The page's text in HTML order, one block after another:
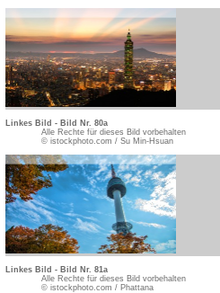
Linkes Bild - Bild Nr. 80a
Alle Rechte für dieses Bild vorbehalten
© istockphoto.com / Su Min-Hsuan
Linkes Bild - Bild Nr. 81a
Alle Rechte für dieses Bild vorbehalten
© istockphoto.com / Phattana